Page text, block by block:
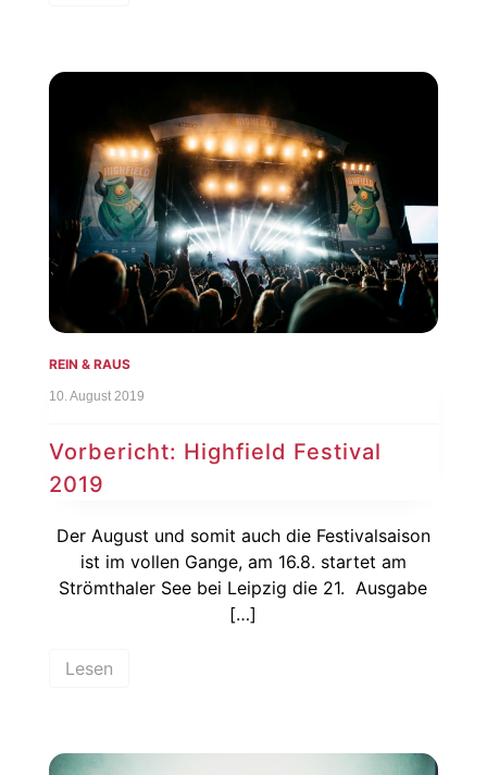
REIN & RAUS
10. August 2019
Vorbericht: Highfield Festival
2019
Der August und somit auch die Festivalsaison
ist im vollen Gange, am 16.8. startet am
Strömthaler See bei Leipzig die 21. Ausgabe
[…]
Lesen